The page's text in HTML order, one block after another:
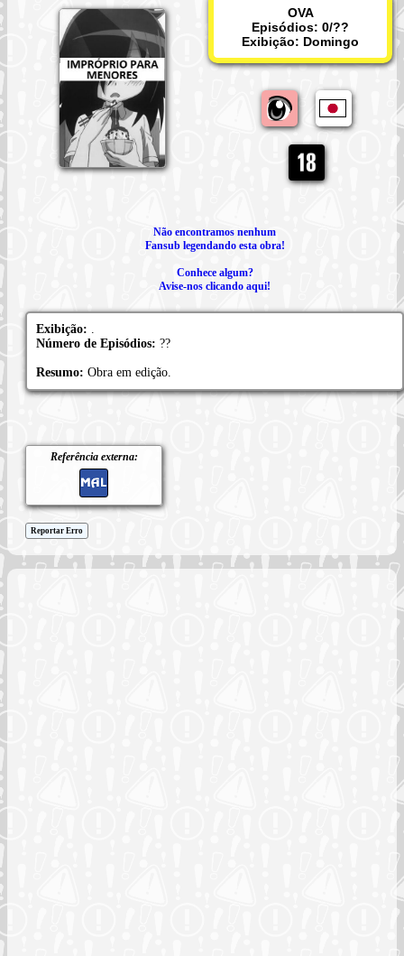
OVA
Episódios: 0/??
Exibição: Domingo
Não encontramos nenhum
Fansub legendando esta obra!
Conhece algum?
Avise-nos clicando aqui!
Exibição:
Número de Episódios: ??
Resumo: Obra em edição.
Referência externa:
Reportar Erro